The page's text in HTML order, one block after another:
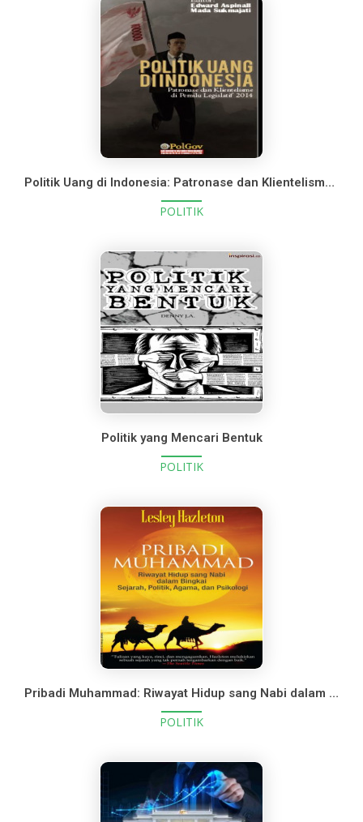
Politik Uang di Indonesia: Patronase dan Klientelisme pada Pemilu Legislatif 2014
POLITIK
Politik yang Mencari Bentuk
POLITIK
Pribadi Muhammad: Riwayat Hidup sang Nabi dalam Bingkai Sejarah, Politik, Agama, dan Psikologi
POLITIK